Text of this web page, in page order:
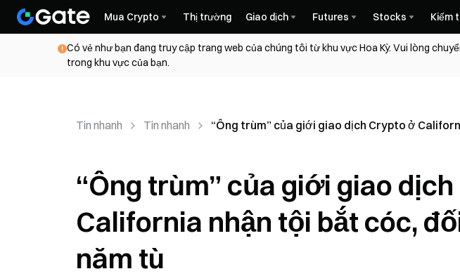
Mua Crypto Thị trường Giao dịch Futures Stocks Kiếm
Có vẻ như bạn đang truy cập trang web của chúng tôi từ khu vực Hoa Kỳ. Vui lòng
trong khu vực của bạn.
Tin nhanh Tin nhanh “Ông trùm” của giới giao dịch Crypto ở
“Ông trùm” của giới giao
California nhận tội bắt cóc,
năm tù